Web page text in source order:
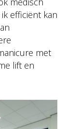
efficiënt kan
met
lift en